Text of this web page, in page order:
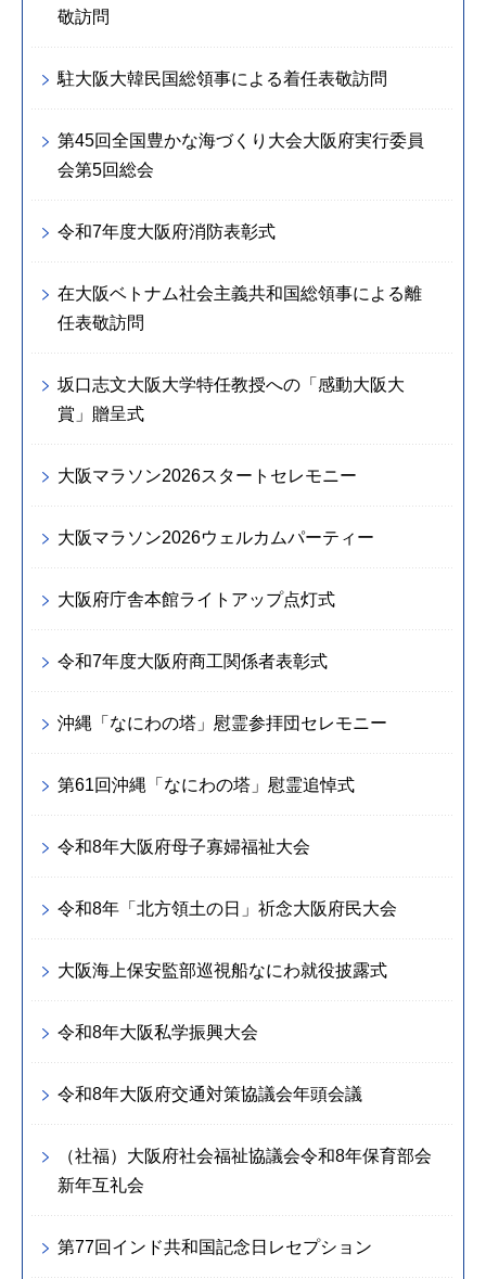
敬訪問
駐大阪大韓民国総領事による着任表敬訪問
第45回全国豊かな海づくり大会大阪府実行委員
会第5回総会
令和7年度大阪府消防表彰式
在大阪ベトナム社会主義共和国総領事による離
任表敬訪問
坂口志文大阪大学特任教授への「感動大阪大
賞」贈呈式
大阪マラソン2026スタートセレモニー
大阪マラソン2026ウェルカムパーティー
大阪府庁舎本館ライトアップ点灯式
令和7年度大阪府商工関係者表彰式
沖縄「なにわの塔」慰霊参拝団セレモニー
第61回沖縄「なにわの塔」慰霊追悼式
令和8年大阪府母子寡婦福祉大会
令和8年「北方領土の日」祈念大阪府民大会
大阪海上保安監部巡視船なにわ就役披露式
令和8年大阪私学振興大会
令和8年大阪府交通対策協議会年頭会議
（社福）大阪府社会福祉協議会令和8年保育部会
新年互礼会
第77回インド共和国記念日レセプション